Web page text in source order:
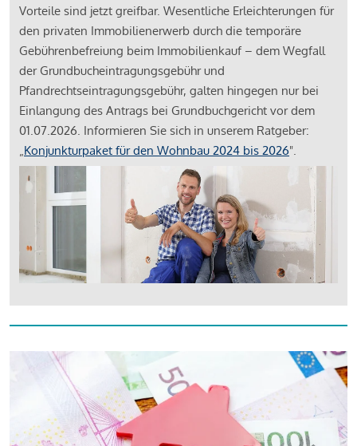
Vorteile sind jetzt greifbar. Wesentliche Erleichterungen für
den privaten Immobilienerwerb durch die temporäre
Gebührenbefreiung beim Immobilienkauf – dem Wegfall
der Grundbucheintragungsgebühr und
Pfandrechtseintragungsgebühr, galten hingegen nur bei
Einlangung des Antrags bei Grundbuchgericht vor dem
01.07.2026. Informieren Sie sich in unserem Ratgeber:
„Konjunkturpaket für den Wohnbau 2024 bis 2026".